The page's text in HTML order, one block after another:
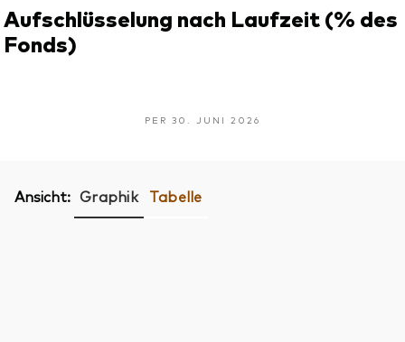
Aufschlüsselung nach Laufzeit (% des
Fonds)
PER 30. JUNI 2026
Ansicht: Graphik Tabelle